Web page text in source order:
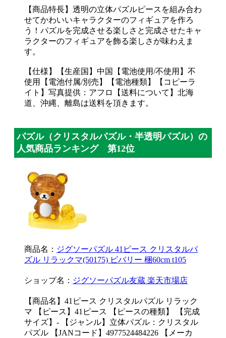
【商品特長】透明の立体パズルピースを組み合わ
せてかわいいキャラクターのフィギュアを作ろ
う！パズルを完成させる楽しさと完成させたキャ
ラクターのフィギュアを飾る楽しさが味わえま
す。
【仕様】【生産国】中国【電池使用/不使用】不
使用【電池付属/別売】【電池種類】【コピーラ
イト】写真提供：アフロ【送料について】北海
道、沖縄、離島は送料を頂きます。
パズル（クリスタルパズル・半透明パズル）の
人気商品ランキング 第12位
商品名： ジグソーパズル 41ピース クリスタルパ
ズル リラックマ(50175) ビバリー 梱60cm t105
ショップ名： ジグソーパズル友蔵 楽天市場店
【商品名】41ピース クリスタルパズル リラック
マ 【ピース】41ピース 【ピースの種類】 【完成
サイズ】- 【ジャンル】立体パズル：クリスタル
パズル 【JANコード】4977524484226 【メーカ